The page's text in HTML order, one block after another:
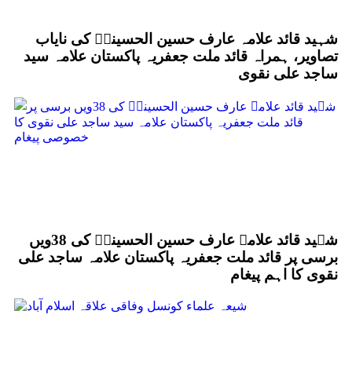
شہید قائد علامہ عارف حسین الحسینیؒ کی نایاب
تصاویر، ہمراہ قائد ملت جعفریہ پاکستان علامہ سید
ساجد علی نقوی
شہید قائد علامہ عارف حسین الحسینیؒ کی 38ویں
برسی پر قائد ملت جعفریہ پاکستان علامہ ساجد علی
نقوی کا اہم پیغام